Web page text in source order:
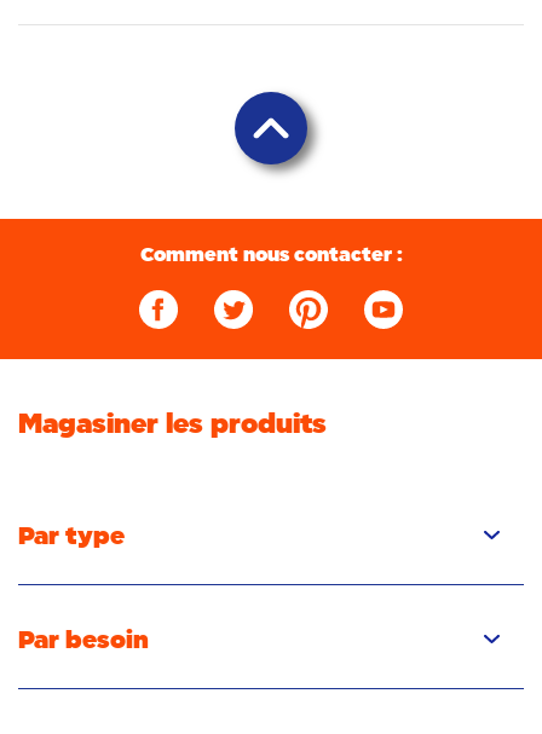
Comment nous contacter :
Magasiner les produits
Par type
Poudre
Détachant
Par besoin